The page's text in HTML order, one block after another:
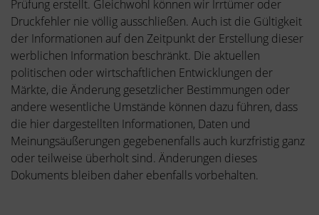
Prüfung erstellt. Gleichwohl können wir Irrtümer oder
Druckfehler nie völlig ausschließen. Auch ist die Gültigkeit
der Informationen auf den Zeitpunkt der Erstellung dieser
werblichen Information beschränkt. Die aktuellen
politischen oder wirtschaftlichen Entwicklungen der
Märkte, die Änderung gesetzlicher Bestimmungen oder
andere wesentliche Umstände können dazu führen, dass
die hier dargestellten Informationen, Daten und
Meinungsäußerungen gegebenenfalls auch kurzfristig ganz
oder teilweise überholt sind. Änderungen dieses
Dokuments bleiben daher ebenfalls vorbehalten.